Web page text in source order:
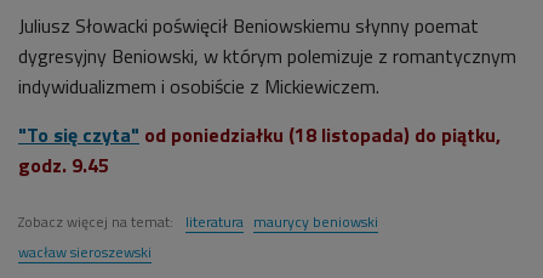
Juliusz Słowacki poświęcił Beniowskiemu słynny poemat
dygresyjny Beniowski, w którym polemizuje z romantycznym
indywidualizmem i osobiście z Mickiewiczem.
"To się czyta" od poniedziałku (18 listopada) do piątku,
godz. 9.45
Zobacz więcej na temat: literatura maurycy beniowski
wacław sieroszewski